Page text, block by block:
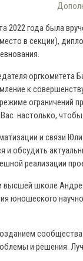
2022 года была
в секции),
оргкомитета
к
настолько,
и связи
и обсудить
реализации
высшей школе
юношеского
и решения.